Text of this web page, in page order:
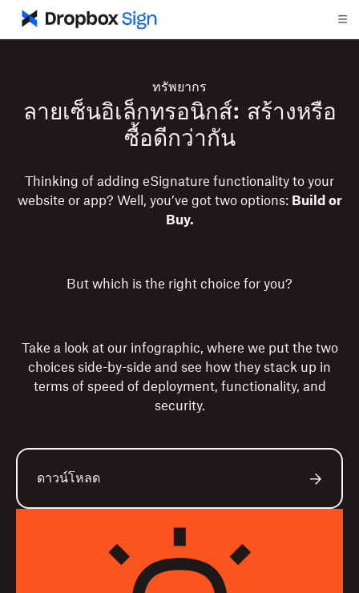
ทรัพยากร
ลายเซ็นอิเล็กทรอนิกส์: สร้างหรือ
ซื้อดีกว่ากัน
Thinking of adding eSignature functionality to your
website or app? Well, you’ve got two options: Build or
Buy.
But which is the right choice for you?
Take a look at our infographic, where we put the two
choices side-by-side and see how they stack up in
terms of speed of deployment, functionality, and
security.
ดาวน์โหลด